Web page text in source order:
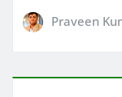
Praveen